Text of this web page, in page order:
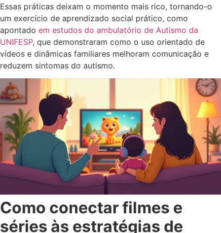
Essas práticas deixam o momento mais rico, tornando-o
um exercício de aprendizado social prático, como
apontado em estudos do ambulatório de Autismo da
UNIFESP, que demonstraram como o uso orientado de
vídeos e dinâmicas familiares melhoram comunicação e
reduzem sintomas do autismo.
Como conectar filmes e
séries às estratégias de